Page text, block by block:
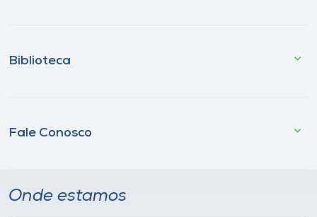
Biblioteca
Fale Conosco
Onde estamos